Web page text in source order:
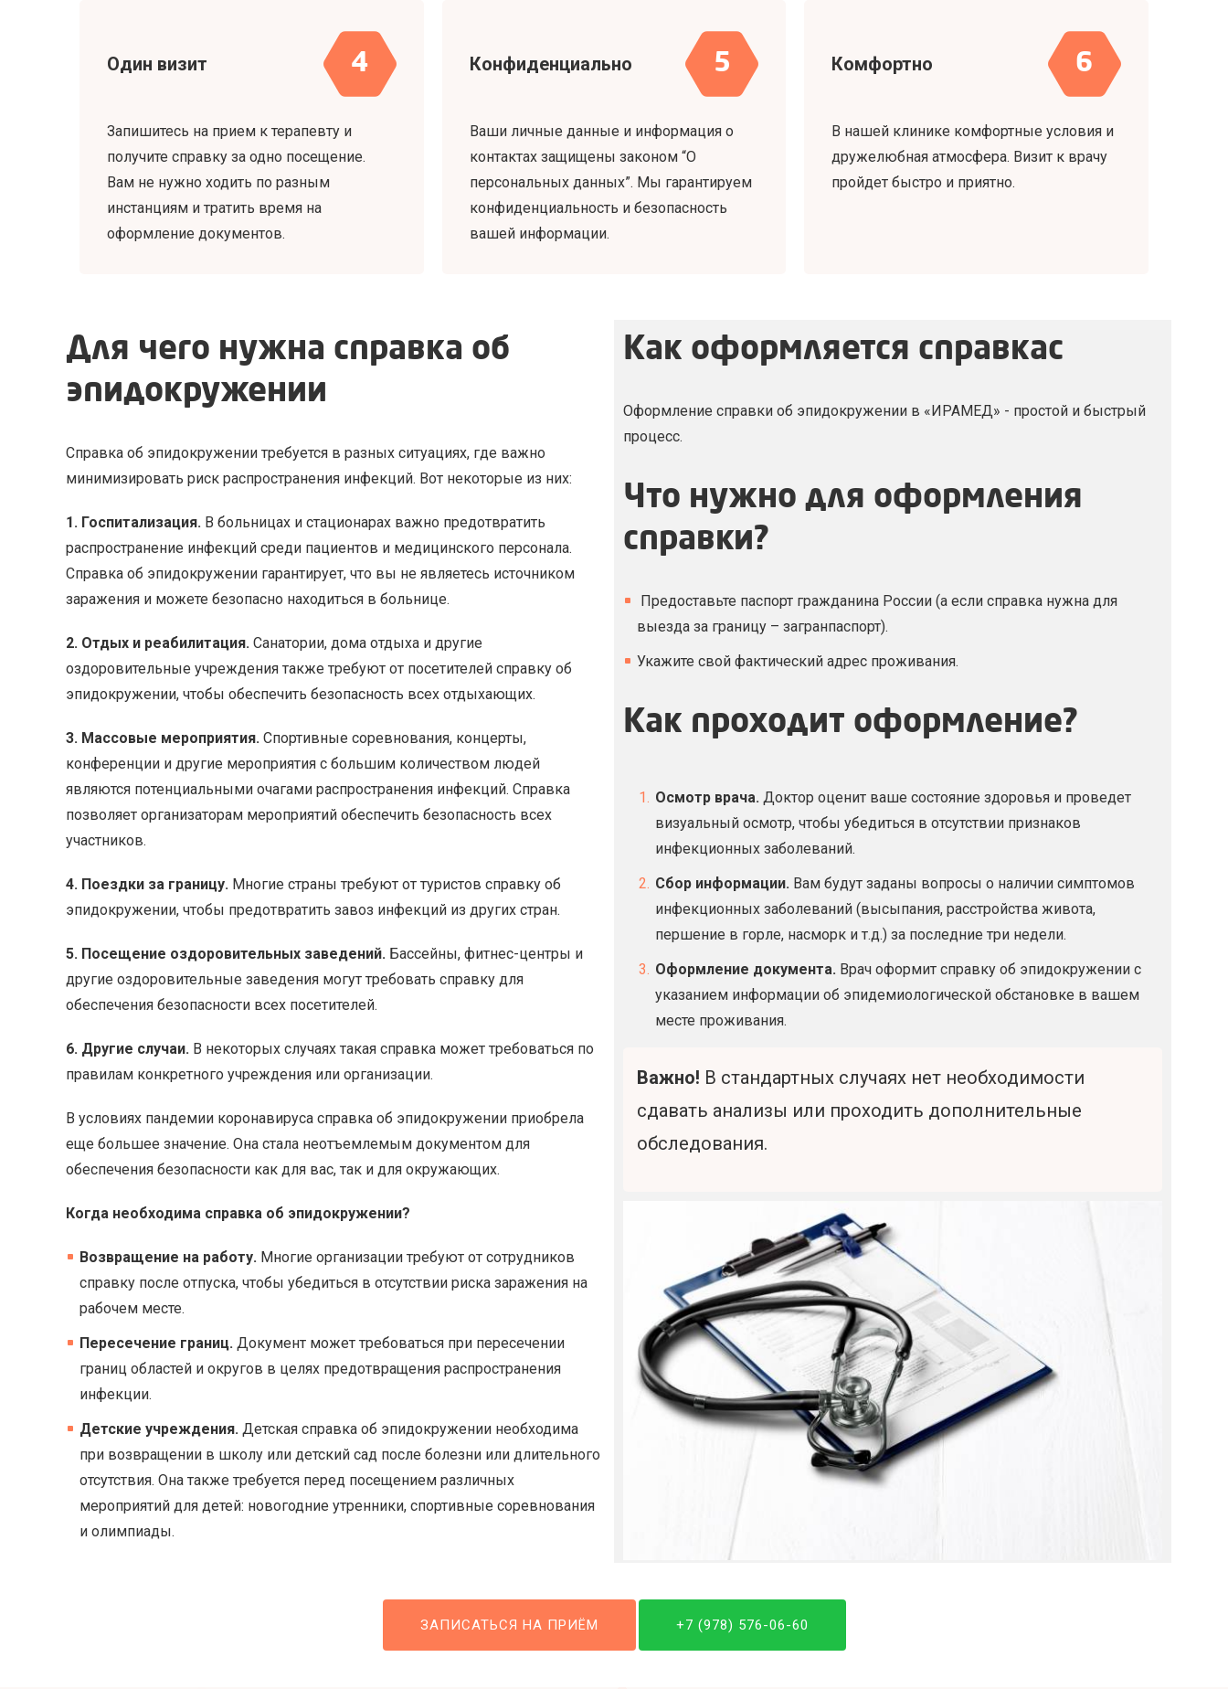
Один визит 4
Запишитесь на прием к терапевту и
получите справку за одно посещение.
Вам не нужно ходить по разным
инстанциям и тратить время на
оформление документов.
Конфиденциально 5
Ваши личные данные и информация о
контактах защищены законом “О
персональных данных”. Мы гарантируем
конфиденциальность и безопасность
вашей информации.
Комфортно 6
В нашей клинике комфортные условия и
дружелюбная атмосфера. Визит к врачу
пройдет быстро и приятно.
Для чего нужна справка об
эпидокружении
Справка об эпидокружении требуется в разных ситуациях, где важно
минимизировать риск распространения инфекций. Вот некоторые из них:
1. Госпитализация. В больницах и стационарах важно предотвратить
распространение инфекций среди пациентов и медицинского персонала.
Справка об эпидокружении гарантирует, что вы не являетесь источником
заражения и можете безопасно находиться в больнице.
2. Отдых и реабилитация. Санатории, дома отдыха и другие
оздоровительные учреждения также требуют от посетителей справку об
эпидокружении, чтобы обеспечить безопасность всех отдыхающих.
3. Массовые мероприятия. Спортивные соревнования, концерты,
конференции и другие мероприятия с большим количеством людей
являются потенциальными очагами распространения инфекций. Справка
позволяет организаторам мероприятий обеспечить безопасность всех
участников.
4. Поездки за границу. Многие страны требуют от туристов справку об
эпидокружении, чтобы предотвратить завоз инфекций из других стран.
5. Посещение оздоровительных заведений. Бассейны, фитнес-центры и
другие оздоровительные заведения могут требовать справку для
обеспечения безопасности всех посетителей.
6. Другие случаи. В некоторых случаях такая справка может требоваться по
правилам конкретного учреждения или организации.
В условиях пандемии коронавируса справка об эпидокружении приобрела
еще большее значение. Она стала неотъемлемым документом для
обеспечения безопасности как для вас, так и для окружающих.
Когда необходима справка об эпидокружении?
Возвращение на работу. Многие организации требуют от сотрудников
справку после отпуска, чтобы убедиться в отсутствии риска заражения на
рабочем месте.
Пересечение границ. Документ может требоваться при пересечении
границ областей и округов в целях предотвращения распространения
инфекции.
Детские учреждения. Детская справка об эпидокружении необходима
при возвращении в школу или детский сад после болезни или длительного
отсутствия. Она также требуется перед посещением различных
мероприятий для детей: новогодние утренники, спортивные соревнования
и олимпиады.
Как оформляется справкаc
Оформление справки об эпидокружении в «ИРАМЕД» - простой и быстрый
процесс.
Что нужно для оформления
справки?
Предоставьте паспорт гражданина России (а если справка нужна для
выезда за границу – загранпаспорт).
Укажите свой фактический адрес проживания.
Как проходит оформление?
Осмотр врача. Доктор оценит ваше состояние здоровья и проведет
визуальный осмотр, чтобы убедиться в отсутствии признаков
инфекционных заболеваний.
Сбор информации. Вам будут заданы вопросы о наличии симптомов
инфекционных заболеваний (высыпания, расстройства живота,
першение в горле, насморк и т.д.) за последние три недели.
Оформление документа. Врач оформит справку об эпидокружении с
указанием информации об эпидемиологической обстановке в вашем
месте проживания.
Важно! В стандартных случаях нет необходимости
сдавать анализы или проходить дополнительные
обследования.
ЗАПИСАТЬСЯ НА ПРИЁМ +7 (978) 576-06-60